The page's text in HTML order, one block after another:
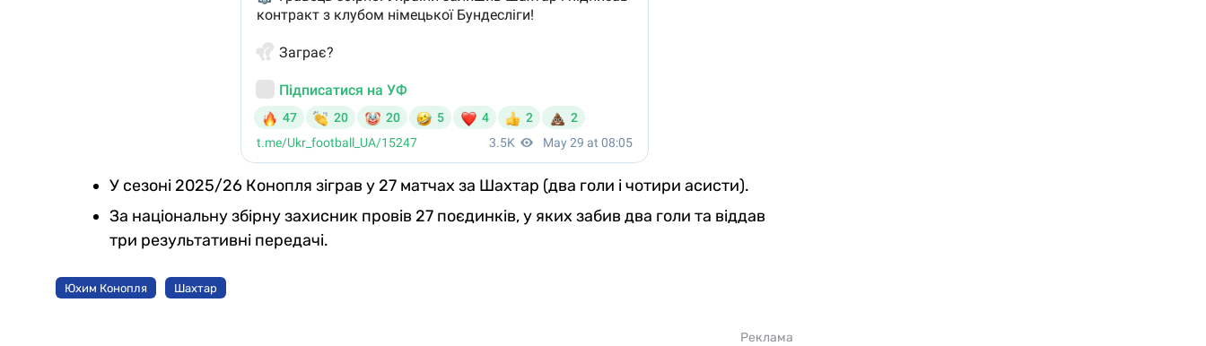
У сезоні 2025/26 Конопля зіграв у 27 матчах за Шахтар (два голи і чотири асисти).
За національну збірну захисник провів 27 поєдинків, у яких забив два голи та віддав
три результативні передачі.
Юхим Конопля Шахтар
Реклама